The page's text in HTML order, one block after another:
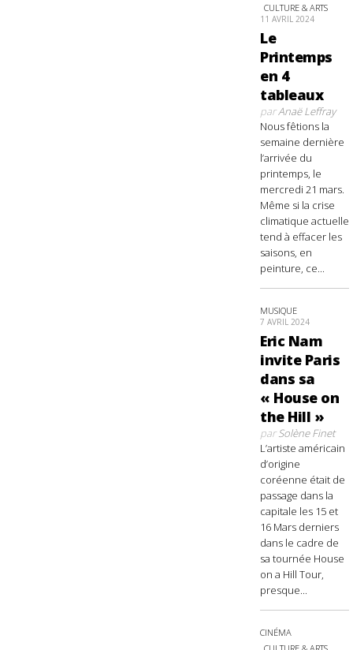
CULTURE & ARTS
11 AVRIL 2024
Le
Printemps
en 4
tableaux
parAnaë Leffray
Nous fêtions la
semaine dernière
l’arrivée du
printemps, le
mercredi 21 mars.
Même si la crise
climatique actuelle
tend à effacer les
saisons, en
peinture, ce...
MUSIQUE
7 AVRIL 2024
Eric Nam
invite Paris
dans sa
« House on
the Hill »
parSolène Finet
L’artiste américain
d’origine
coréenne était de
passage dans la
capitale les 15 et
16 Mars derniers
dans le cadre de
sa tournée House
on a Hill Tour,
presque...
CINÉMA